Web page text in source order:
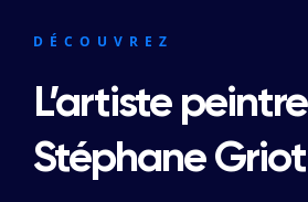
DÉCOUVREZ
L’artiste peintre
Stéphane Griot